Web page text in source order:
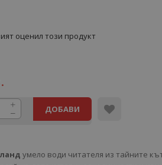
оценил този продукт
ДОБАВИ
умело води читателя из тайните